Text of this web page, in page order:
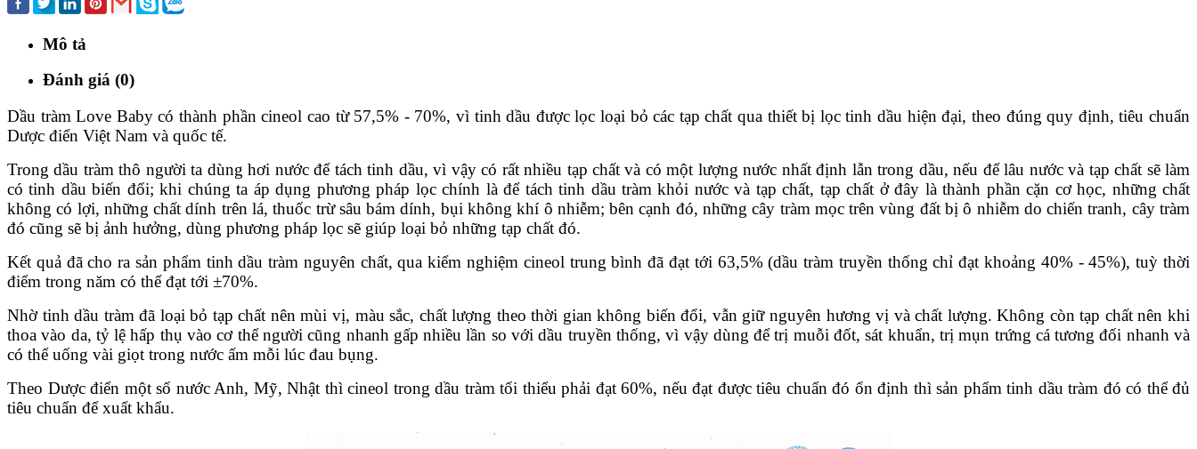
Mô tả
Đánh giá (0)
Dầu tràm Love Baby có thành phần cineol cao từ 57,5% - 70%, vì tinh dầu được lọc loại bỏ các tạp chất qua thiết bị lọc tinh dầu hiện đại, theo đúng quy định, tiêu chuẩn
Dược điển Việt Nam và quốc tế.
Trong dầu tràm thô người ta dùng hơi nước để tách tinh dầu, vì vậy có rất nhiều tạp chất và có một lượng nước nhất định lẫn trong dầu, nếu để lâu nước và tạp chất sẽ làm
có tinh dầu biến đổi; khi chúng ta áp dụng phương pháp lọc chính là để tách tinh dầu tràm khỏi nước và tạp chất, tạp chất ở đây là thành phần cặn cơ học, những chất
không có lợi, những chất dính trên lá, thuốc trừ sâu bám dính, bụi không khí ô nhiễm; bên cạnh đó, những cây tràm mọc trên vùng đất bị ô nhiễm do chiến tranh, cây tràm
đó cũng sẽ bị ảnh hưởng, dùng phương pháp lọc sẽ giúp loại bỏ những tạp chất đó.
Kết quả đã cho ra sản phẩm tinh dầu tràm nguyên chất, qua kiểm nghiệm cineol trung bình đã đạt tới 63,5% (dầu tràm truyền thống chỉ đạt khoảng 40% - 45%), tuỳ thời
điểm trong năm có thể đạt tới ±70%.
Nhờ tinh dầu tràm đã loại bỏ tạp chất nên mùi vị, màu sắc, chất lượng theo thời gian không biến đổi, vẫn giữ nguyên hương vị và chất lượng. Không còn tạp chất nên khi
thoa vào da, tỷ lệ hấp thụ vào cơ thể người cũng nhanh gấp nhiều lần so với dầu truyền thống, vì vậy dùng để trị muỗi đốt, sát khuẩn, trị mụn trứng cá tương đối nhanh và
có thể uống vài giọt trong nước ấm mỗi lúc đau bụng.
Theo Dược điển một số nước Anh, Mỹ, Nhật thì cineol trong dầu tràm tối thiểu phải đạt 60%, nếu đạt được tiêu chuẩn đó ổn định thì sản phẩm tinh dầu tràm đó có thể đủ
tiêu chuẩn để xuất khẩu.